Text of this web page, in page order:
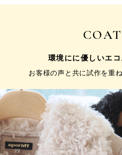
環境にに優しいエ
お客様の声と共に試作を重